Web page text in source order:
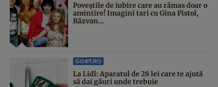
Poveştile de iubire care au rămas doar o
amintire! Imagini tari cu Gina Pistol,
Răzvan...
GO4IT.RO
La Lidl: Aparatul de 28 lei care te ajută
să dai găuri unde trebuie